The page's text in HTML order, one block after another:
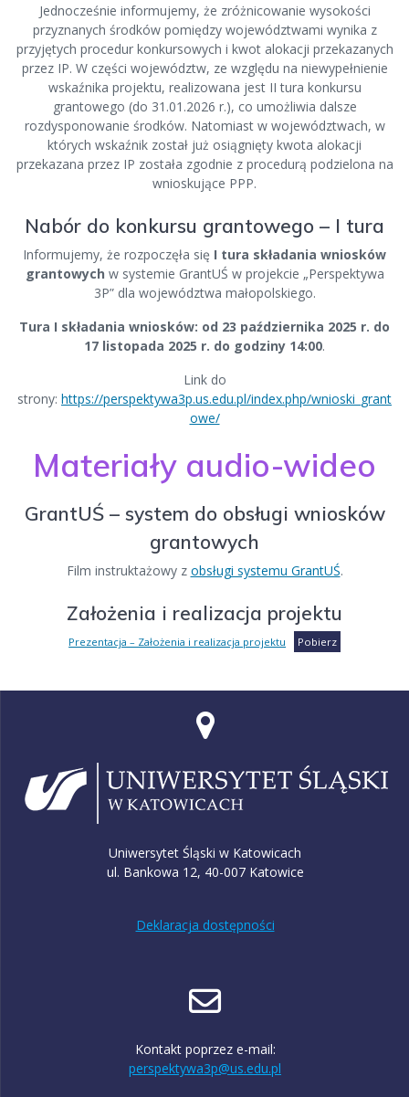
Jednocześnie informujemy, że zróżnicowanie wysokości
przyznanych środków pomiędzy województwami wynika z
przyjętych procedur konkursowych i kwot alokacji przekazanych
przez IP. W części województw, ze względu na niewypełnienie
wskaźnika projektu, realizowana jest II tura konkursu
grantowego (do 31.01.2026 r.), co umożliwia dalsze
rozdysponowanie środków. Natomiast w województwach, w
których wskaźnik został już osiągnięty kwota alokacji
przekazana przez IP została zgodnie z procedurą podzielona na
wnioskujące PPP.
Nabór do konkursu grantowego – I tura
Informujemy, że rozpoczęła się I tura składania wniosków
grantowych w systemie GrantUŚ w projekcie „Perspektywa
3P” dla województwa małopolskiego.
Tura I składania wniosków: od 23 października 2025 r. do
17 listopada 2025 r. do godziny 14:00.
Link do
strony: https://perspektywa3p.us.edu.pl/index.php/wnioski_grant
owe/
Materiały audio-wideo
GrantUŚ – system do obsługi wniosków
grantowych
Film instruktażowy z obsługi systemu GrantUŚ.
Założenia i realizacja projektu
Prezentacja – Założenia i realizacja projektu Pobierz
Uniwersytet Śląski w Katowicach
ul. Bankowa 12, 40-007 Katowice
Deklaracja dostępności
Kontakt poprzez e-mail:
perspektywa3p@us.edu.pl